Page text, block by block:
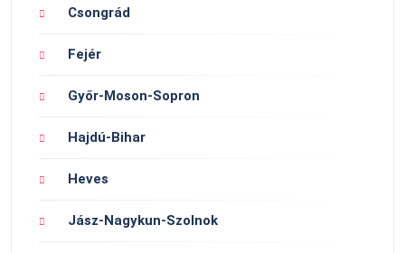
Csongrád
Fejér
Győr-Moson-Sopron
Hajdú-Bihar
Heves
Jász-Nagykun-Szolnok